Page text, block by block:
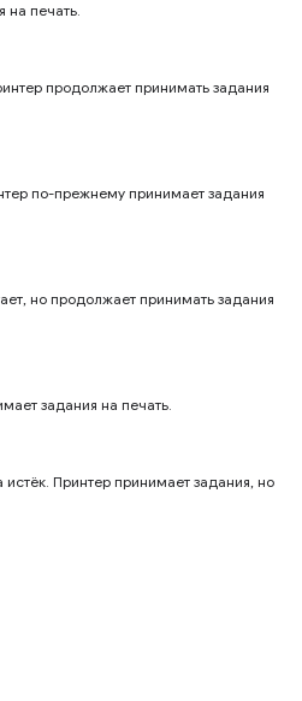
на печать.
продолжает принимать задания
по-прежнему принимает задания
но продолжает принимать задания
задания на печать.
истёк. Принтер принимает задания, но